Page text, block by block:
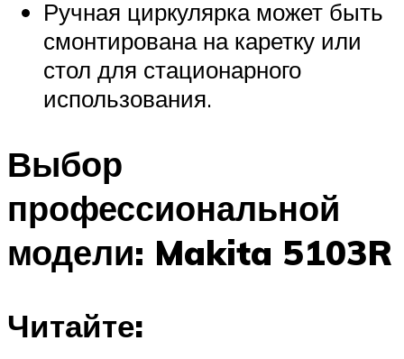
Ручная циркулярка может быть
смонтирована на каретку или
стол для стационарного
использования.
Выбор
профессиональной
модели: Makita 5103R
Читайте: